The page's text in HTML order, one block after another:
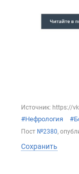
Источник: https://
#Нефрология
Пост №2380,
Сохранить